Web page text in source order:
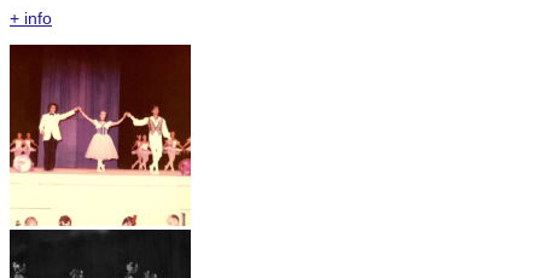
+ info